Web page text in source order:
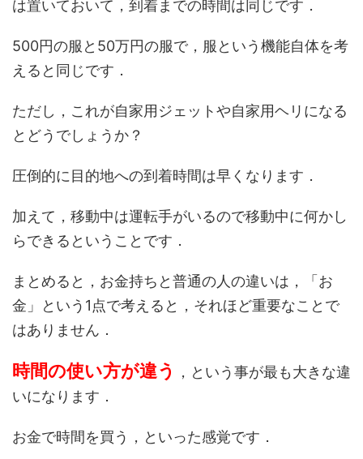
は置いておいて，到着までの時間は同じです．
500円の服と50万円の服で，服という機能自体を考
えると同じです．
ただし，これが自家用ジェットや自家用ヘリになる
とどうでしょうか？
圧倒的に目的地への到着時間は早くなります．
加えて，移動中は運転手がいるので移動中に何かし
らできるということです．
まとめると，お金持ちと普通の人の違いは，「お
金」という1点で考えると，それほど重要なことで
はありません．
時間の使い方が違う
，という事が最も大きな違
いになります．
お金で時間を買う，といった感覚です．